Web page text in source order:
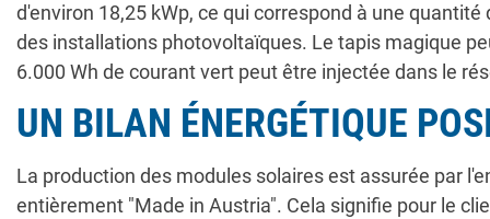
d'environ 18,25 kWp, ce qui correspond à une
des installations photovoltaïques. Le tapis magique
6.000 Wh de courant vert peut être injectée dans le
UN BILAN ÉNERGÉTIQUE
La production des modules solaires est assurée par
entièrement "Made in Austria". Cela signifie pour le